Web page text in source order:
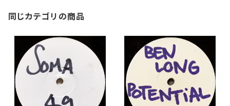
同じカテゴリの商品